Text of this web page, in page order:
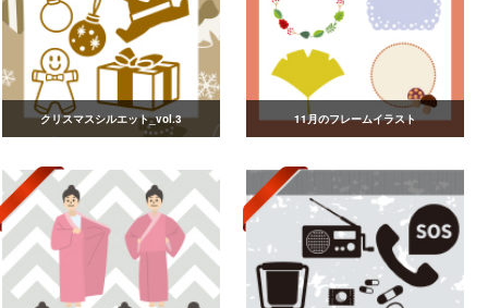
クリスマスシルエット_vol.3 11月のフレームイラスト